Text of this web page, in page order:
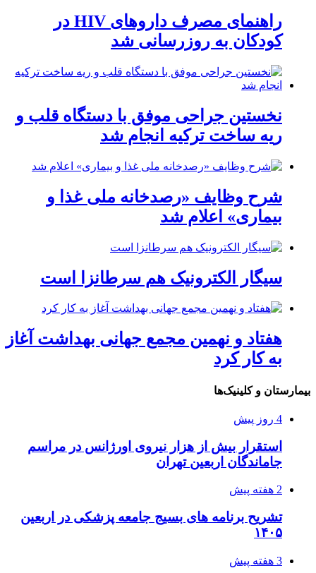
راهنمای مصرف داروهای HIV در
کودکان به روزرسانی شد
نخستین جراحی موفق با دستگاه قلب و
ریه ساخت ترکیه انجام شد
شرح وظایف «رصدخانه ملی غذا و
بیماری» اعلام شد
سیگار الکترونیک هم سرطانزا است
هفتاد و نهمین مجمع جهانی بهداشت آغاز
به کار کرد
بیمارستان و کلینیک‌ها
4 روز پیش
استقرار بیش از هزار نیروی اورژانس در مراسم
جاماندگان اربعین تهران
2 هفته پیش
تشریح برنامه های بسیج جامعه پزشکی در اربعین
۱۴۰۵
3 هفته پیش